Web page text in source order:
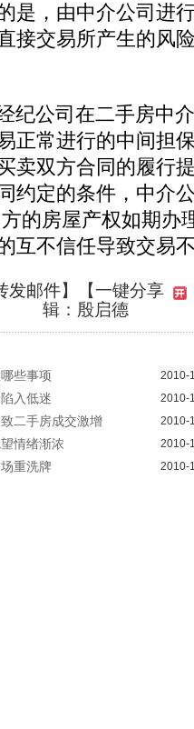
是，由中介公司进
接交易所产生的风
公司在二手房中
正常进行的中间担
卖双方合同的履行
约定的条件，中介
的房屋产权如期办
互不信任导致交易
发邮件】
【一键分享
辑：殷启德
些事项
2010-
入低迷 2010-
二手房成交激增 2010-
情绪渐浓 2010-
重洗牌 2010-